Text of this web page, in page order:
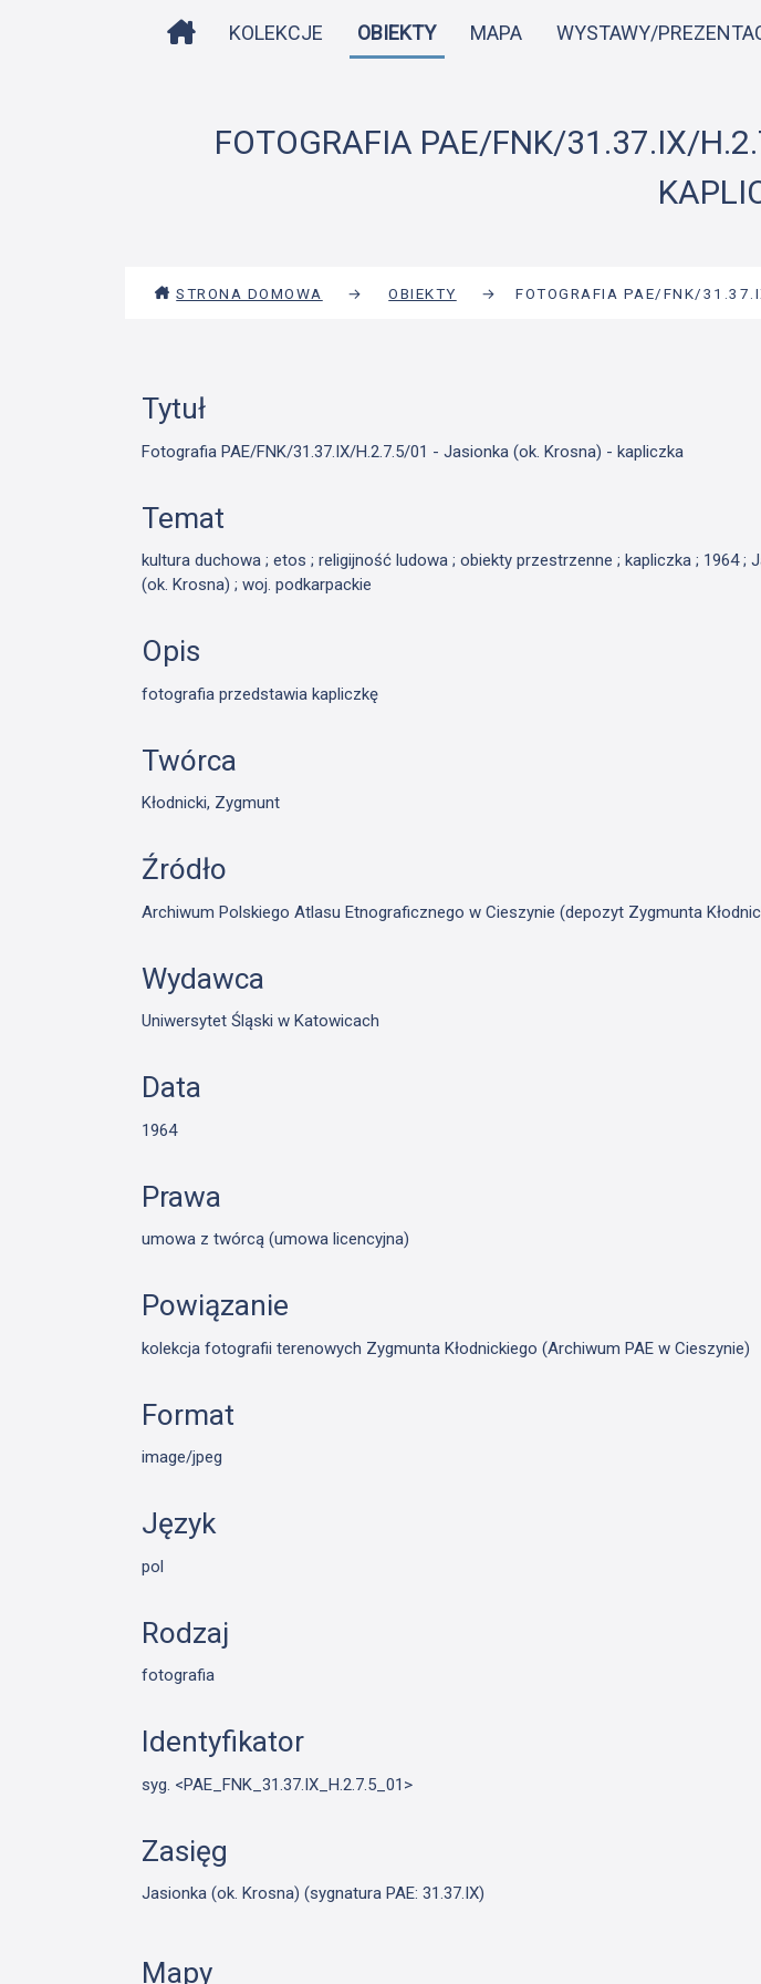
do
STRONA DOMOWA
KOLEKCJE OBIEKTY MAPA WYSTAWY/
FOTOGRAFIA PAE/FNK/31.37.IX/
STRONA DOMOWA → OBIEKTY → FOTOGRAFIA PAE/FNK/
Tytuł
Fotografia PAE/FNK/31.37.IX/H.2.7.5/01 - Jasionka (ok. Krosna) - kapliczka
Temat
kultura duchowa ; etos ; religijność ludowa ; obiekty przestrzenne ; kapliczka ; 1964 ;
(ok. Krosna) ; woj. podkarpackie
Opis
fotografia przedstawia kapliczkę
Twórca
Kłodnicki, Zygmunt
Źródło
Archiwum Polskiego Atlasu Etnograficznego w Cieszynie (depozyt Zygmunta
Wydawca
Uniwersytet Śląski w Katowicach
Data
1964
Prawa
umowa z twórcą (umowa licencyjna)
Powiązanie
kolekcja fotografii terenowych Zygmunta Kłodnickiego (Archiwum PAE w Cieszynie)
Format
image/jpeg
Język
pol
Rodzaj
fotografia
Identyfikator
syg. <PAE_FNK_31.37.IX_H.2.7.5_01>
Zasięg
Jasionka (ok. Krosna) (sygnatura PAE: 31.37.IX)
Mapy